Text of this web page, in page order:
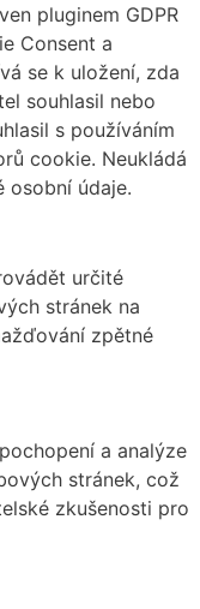
pluginem GDPR
Consent a
se k uložení, zda
souhlasil nebo
s používáním
cookie. Neukládá
osobní údaje.
určité
stránek na
zpětné
a analýze
stránek, což
zkušenosti pro